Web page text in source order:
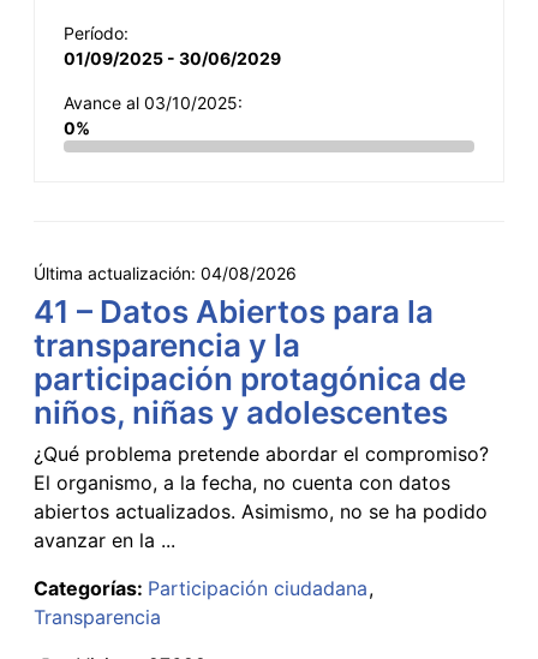
Período:
01/09/2025 - 30/06/2029
Avance al 03/10/2025:
0%
Última actualización: 04/08/2026
41 – Datos Abiertos para la
transparencia y la
participación protagónica de
niños, niñas y adolescentes
¿Qué problema pretende abordar el compromiso?
El organismo, a la fecha, no cuenta con datos
abiertos actualizados. Asimismo, no se ha podido
avanzar en la ...
Categorías: Participación ciudadana
Transparencia